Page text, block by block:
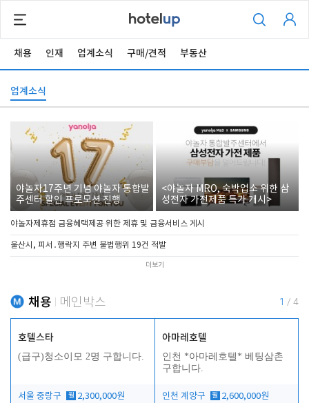
채용 인재 업계소식 구매/견적 부동산
업계소식
야놀자17주년 기념 야놀자 통합발
주센터 할인 프로모션 진행
<야놀자 MRO, 숙박업소 위한 삼
성전자 가전제품 특가 개시>
야놀자제휴점 금융혜택제공 위한 제휴 및 금융서비스 게시
울산시, 피서․행락지 주변 불법행위 19건 적발
더보기
채용 메인박스 1 / 4
호텔스타
(급구)청소이모 2명 구합니다.
서울 중랑구 월 2,300,000원
아마레호텔
인천 *아마레호텔* 베팅삼촌
구합니다.
인천 계양구 월 2,600,000원